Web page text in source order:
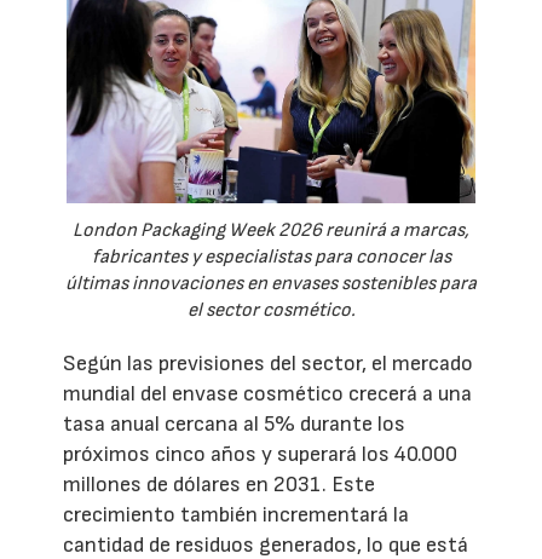
London Packaging Week 2026 reunirá a marcas,
fabricantes y especialistas para conocer las
últimas innovaciones en envases sostenibles para
el sector cosmético.
Según las previsiones del sector, el mercado
mundial del envase cosmético crecerá a una
tasa anual cercana al 5% durante los
próximos cinco años y superará los 40.000
millones de dólares en 2031. Este
crecimiento también incrementará la
cantidad de residuos generados, lo que está